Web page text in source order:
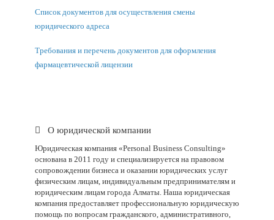
Список документов для осуществления смены
юридического адреса
Требования и перечень документов для оформления
фармацевтической лицензии
О юридической компании
Юридическая компания «Personal Business Consulting»
основана в 2011 году и специализируется на правовом
сопровождении бизнеса и оказании юридических услуг
физическим лицам, индивидуальным предпринимателям и
юридическим лицам города Алматы. Наша юридическая
компания предоставляет профессиональную юридическую
помощь по вопросам гражданского, административного,